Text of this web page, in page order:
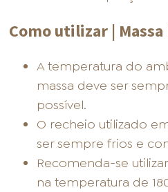
Como utilizar | Massa
A temperatura do
massa deve ser
possível.
O recheio utilizado
ser sempre frios e
Recomenda-se
na temperatura de